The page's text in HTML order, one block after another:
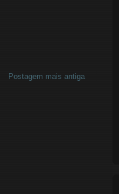
Postagem mais antiga